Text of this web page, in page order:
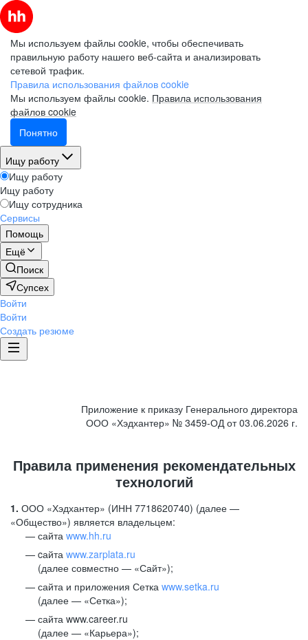
Мы используем файлы cookie, чтобы обеспечивать
правильную работу нашего веб-сайта и анализировать
сетевой трафик.
Правила использования файлов cookie
Мы используем файлы cookie. Правила использования
файлов cookie
Понятно
Ищу работу
Ищу работу
Ищу работу
Ищу сотрудника
Сервисы
Помощь
Ещё
Поиск
Супсех
Войти
Войти
Создать резюме
Приложение к приказу Генерального директора
ООО «Хэдхантер» № 3459-ОД от 03.06.2026 г.
Правила применения рекомендательных
технологий
1. ООО «Хэдхантер» (ИНН 7718620740) (далее —
«Общество») является владельцем:
сайта www.hh.ru
cайта www.zarplata.ru
(далее совместно — «Сайт»);
сайта и приложения Сетка www.setka.ru
(далее — «Сетка»);
сайта www.career.ru
(далее — «Карьера»);